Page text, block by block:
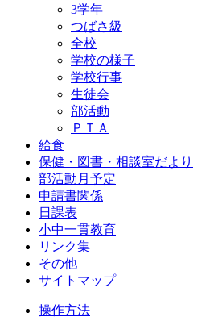
3学年
つばさ級
全校
学校の様子
学校行事
生徒会
部活動
ＰＴＡ
給食
保健・図書・相談室だより
部活動月予定
申請書関係
日課表
小中一貫教育
リンク集
その他
サイトマップ
操作方法